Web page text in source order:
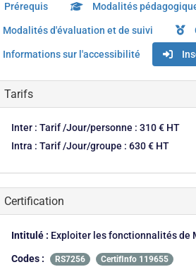
Prérequis Modalités
Modalités d'évaluation et de suivi
Informations sur l'accessibilité
Tarifs
Inter : Tarif /Jour/personne : 310 € HT
Intra : Tarif /Jour/groupe : 630 € HT
Certification
Intitulé : Exploiter les fonctionnalités de
Codes : RS7256 CertifInfo 119655